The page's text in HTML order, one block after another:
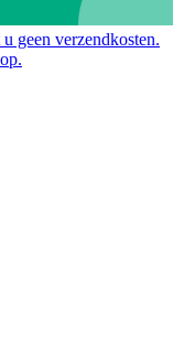
geen verzendkosten.